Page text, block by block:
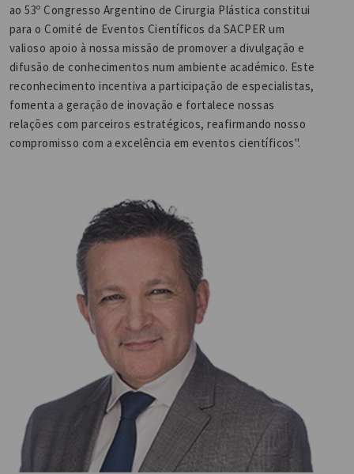
ao 53º Congresso Argentino de Cirurgia Plástica constitui
para o Comité de Eventos Científicos da SACPER um
valioso apoio à nossa missão de promover a divulgação e
difusão de conhecimentos num ambiente académico. Este
reconhecimento incentiva a participação de especialistas,
fomenta a geração de inovação e fortalece nossas
relações com parceiros estratégicos, reafirmando nosso
compromisso com a excelência em eventos científicos".